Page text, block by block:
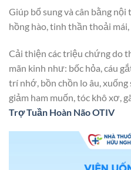
Giúp bổ sung và cân bằng
hồng hào, tinh thần thoải
Cải thiện các triệu chứng do
mãn kinh như: bốc hỏa, cáu
trí nhớ, bồn chồn lo âu, xuống
giảm ham muốn, tóc khô xơ,
Trợ Tuần Hoàn Não OTIV